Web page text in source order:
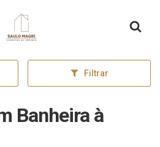
Página inicial
Filtrar
Banheira à